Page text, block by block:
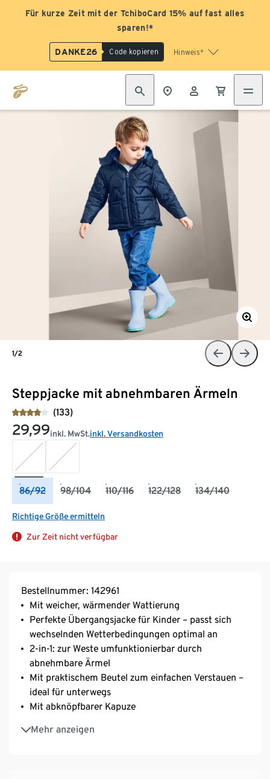
Für kurze Zeit mit der TchiboCard 15% auf fast alles
sparen!*
DANKE26 Code kopieren Hinweis*
Steppjacke mit abnehmbaren Ärmeln
(133)
29,99inkl. MwSt.inkl. Versandkosten
86/92 98/104 110/116 122/128 134/140
Richtige Größe ermitteln
Zur Zeit nicht verfügbar
1/2
Bestellnummer: 142961
Mit weicher, wärmender Wattierung
Perfekte Übergangsjacke für Kinder – passt sich
wechselnden Wetterbedingungen optimal an
2-in-1: zur Weste umfunktionierbar durch
abnehmbare Ärmel
Mit praktischem Beutel zum einfachen Verstauen –
ideal für unterwegs
Mit abknöpfbarer Kapuze
Mehr anzeigen
Reißverschluss mit Kinnschutz
Wasserabweisend durch umweltschonende evoPel-